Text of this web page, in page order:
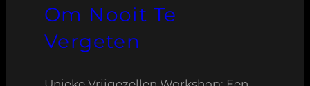
Om Nooit Te
Vergeten